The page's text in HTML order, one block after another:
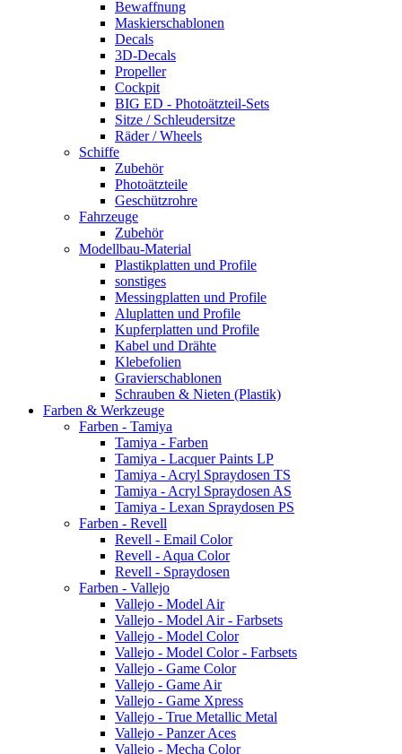
Bewaffnung
Maskierschablonen
Decals
3D-Decals
Propeller
Cockpit
BIG ED - Photoätzteil-Sets
Sitze / Schleudersitze
Räder / Wheels
Schiffe
Zubehör
Photoätzteile
Geschützrohre
Fahrzeuge
Zubehör
Modellbau-Material
Plastikplatten und Profile
sonstiges
Messingplatten und Profile
Aluplatten und Profile
Kupferplatten und Profile
Kabel und Drähte
Klebefolien
Gravierschablonen
Schrauben & Nieten (Plastik)
Farben & Werkzeuge
Farben - Tamiya
Tamiya - Farben
Tamiya - Lacquer Paints LP
Tamiya - Acryl Spraydosen TS
Tamiya - Acryl Spraydosen AS
Tamiya - Lexan Spraydosen PS
Farben - Revell
Revell - Email Color
Revell - Aqua Color
Revell - Spraydosen
Farben - Vallejo
Vallejo - Model Air
Vallejo - Model Air - Farbsets
Vallejo - Model Color
Vallejo - Model Color - Farbsets
Vallejo - Game Color
Vallejo - Game Air
Vallejo - Game Xpress
Vallejo - True Metallic Metal
Vallejo - Panzer Aces
Vallejo - Mecha Color